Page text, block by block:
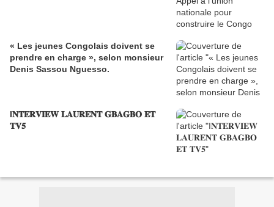
« Les jeunes Congolais doivent se
prendre en charge », selon monsieur
Denis Sassou Nguesso.
I𝐍𝐓𝐄𝐑𝐕𝐈𝐄𝐖 𝐋𝐀𝐔𝐑𝐄𝐍𝐓 𝐆𝐁𝐀𝐆𝐁𝐎 𝐄𝐓
𝐓𝐕𝟓